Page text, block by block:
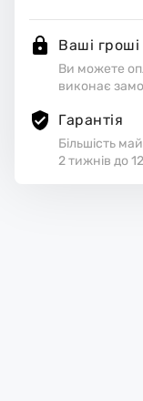
Ваші гроші
Ви можете
виконає
Гарантія
Більшість
2 тижнів до